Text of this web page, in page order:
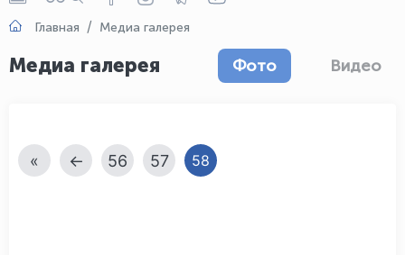
Главная Медиа галерея
Медиа галерея Фото Видео
« ← 56 57 58